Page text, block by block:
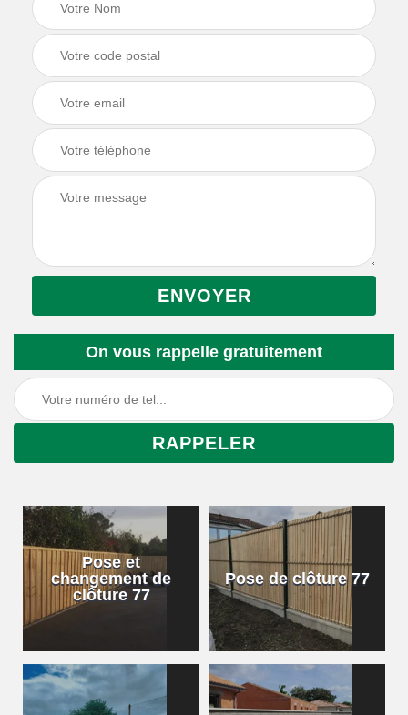
On vous rappelle gratuitement
Pose et
changement de
clôture 77
Pose de clôture 77